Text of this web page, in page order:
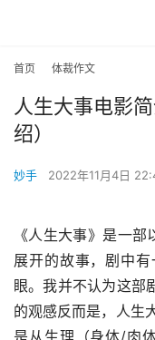
首页 体裁作文
人生大事电影
绍）
妙手 2022年11月4日
《人生大事》是一部
展开的故事，剧中有
眼。我并不认为这部
的观感反而是，人生